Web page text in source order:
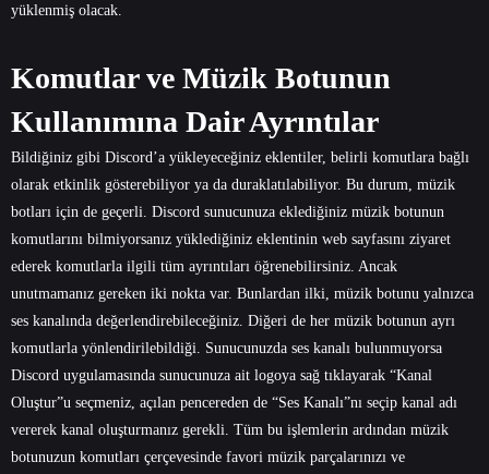
yüklenmiş olacak.
Komutlar ve Müzik Botunun
Kullanımına Dair Ayrıntılar
Bildiğiniz gibi Discord’a yükleyeceğiniz eklentiler, belirli komutlara bağlı
olarak etkinlik gösterebiliyor ya da duraklatılabiliyor. Bu durum, müzik
botları için de geçerli. Discord sunucunuza eklediğiniz müzik botunun
komutlarını bilmiyorsanız yüklediğiniz eklentinin web sayfasını ziyaret
ederek komutlarla ilgili tüm ayrıntıları öğrenebilirsiniz. Ancak
unutmamanız gereken iki nokta var. Bunlardan ilki, müzik botunu yalnızca
ses kanalında değerlendirebileceğiniz. Diğeri de her müzik botunun ayrı
komutlarla yönlendirilebildiği. Sunucunuzda ses kanalı bulunmuyorsa
Discord uygulamasında sunucunuza ait logoya sağ tıklayarak “Kanal
Oluştur”u seçmeniz, açılan pencereden de “Ses Kanalı”nı seçip kanal adı
vererek kanal oluşturmanız gerekli. Tüm bu işlemlerin ardından müzik
botunuzun komutları çerçevesinde favori müzik parçalarınızı ve